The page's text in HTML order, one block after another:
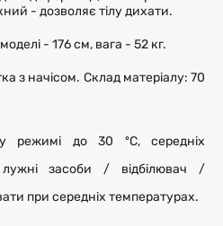
- дозволяє тілу дихати.
- 176 см, вага - 52 кг.
з начісом. Склад матеріалу: 70
режимі до 30 ºC, середніх
засоби / відбілювач /
при середніх температурах.